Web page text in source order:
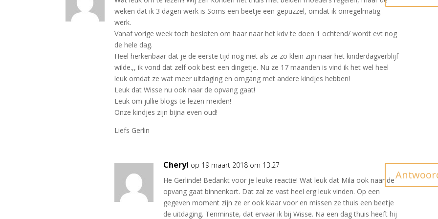
weken dat ik 3 dagen werk is Soms een beetje een gepuzzel, omdat ik onregelmatig
werk.
Vanaf vorige week toch besloten om haar naar het kdv te doen 1 ochtend/ wordt evt nog
de hele dag.
Heel herkenbaar dat je de eerste tijd nog niet als ze zo klein zijn naar het kinderdagverblijf
wilde.,, ik vond dat zelf ook best een dingetje. Nu ze 17 maanden is vind ik het wel heel
leuk omdat ze wat meer uitdaging en omgang met andere kindjes hebben!
Leuk dat Wisse nu ook naar de opvang gaat!
Leuk om jullie blogs te lezen meiden!
Onze kindjes zijn bijna even oud!
Liefs Gerlin
Cheryl op 19 maart 2018 om 13:27
He Gerlinde! Bedankt voor je leuke reactie! Wat leuk dat Mila ook naar de
opvang gaat binnenkort. Dat zal ze vast heel erg leuk vinden. Op een
gegeven moment zijn ze er ook klaar voor en missen ze thuis een beetje
de uitdaging. Tenminste, dat ervaar ik bij Wisse. Na een dag thuis heeft hij